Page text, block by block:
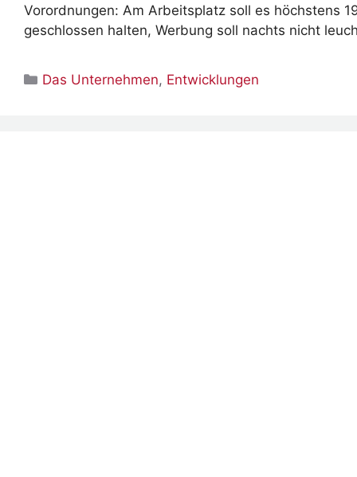
Vorordnungen: Am Arbeitsplatz soll es höchstens
geschlossen halten, Werbung soll nachts nicht
Kategorien
Das Unternehmen, Entwicklungen